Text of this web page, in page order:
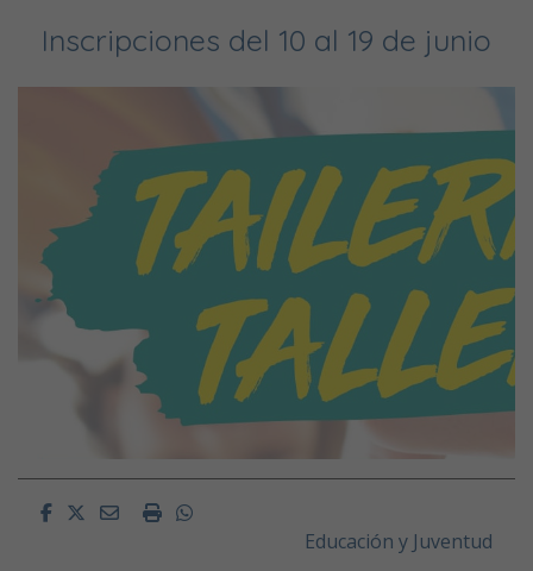
Inscripciones del 10 al 19 de junio
FacebookTwitterEmailImprimirWhatsapp
Educación y Juventud